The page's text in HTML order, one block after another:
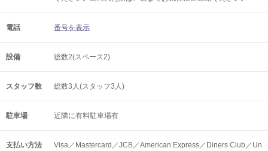
電話 番号を表示
設備 総数2(スペース2)
スタッフ数 総数3人(スタッフ3人)
駐車場 近隣に有料駐車場有
支払い方法
Visa／Mastercard／JCB／American Express／Diners Club／Un